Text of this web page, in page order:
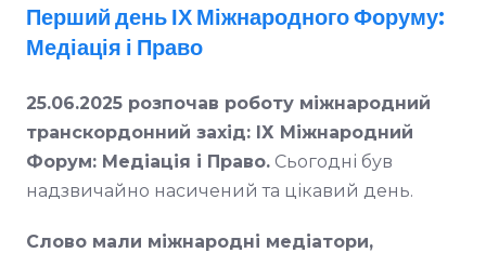
Перший день ІХ Міжнародного Форуму:
Медіація і Право
25.06.2025 розпочав роботу міжнародний
транскордонний захід: ІХ Міжнародний
Форум: Медіація і Право. Сьогодні був
надзвичайно насичений та цікавий день.
Слово мали міжнародні медіатори,